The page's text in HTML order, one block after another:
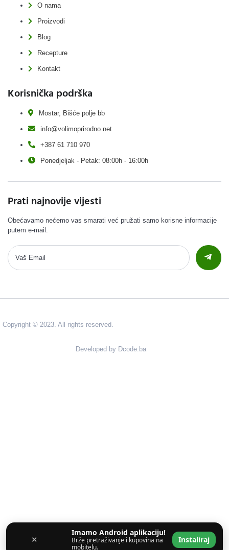
O nama
Proizvodi
Blog
Recepture
Kontakt
Korisnička podrška
Mostar, Bišće polje bb
info@volimoprirodno.net
+387 61 710 970
Ponedjeljak - Petak: 08:00h - 16:00h
Prati najnovije vijesti
Obećavamo nećemo vas smarati već pružati samo korisne informacije
putem e-mail.
Copyright © 2023. All rights reserved.
Developed by Dcode.ba
×
Imamo Android aplikaciju!
Brže pretraživanje i kupovina na
mobitelu.
Instaliraj